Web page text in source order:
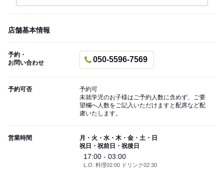
店舗基本情報
予約・
お問い合わせ
050-5596-7569
予約可否
予約可
未就学児のお子様はご予約人数に含めず、ご要
望欄へ人数をご記入いただけますと配席など配
慮いたします。
営業時間
月・火・水・木・金・土・日
祝日・祝前日・祝後日
17:00 - 03:00
L.O. 料理02:00 ドリンク02:30